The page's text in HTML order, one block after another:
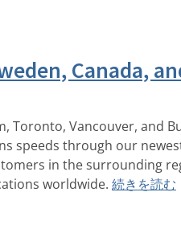
Canada,
Toronto, Vancouver, and
speeds through our
in the surrounding
worldwide. 続きを読む